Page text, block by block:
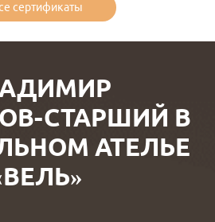
сертификаты
СТАРШИЙ В
АТЕЛЬЕ